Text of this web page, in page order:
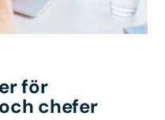
för
chefer